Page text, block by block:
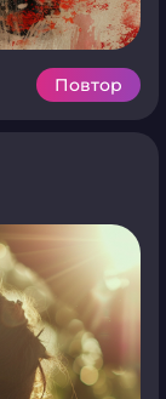
Повтор